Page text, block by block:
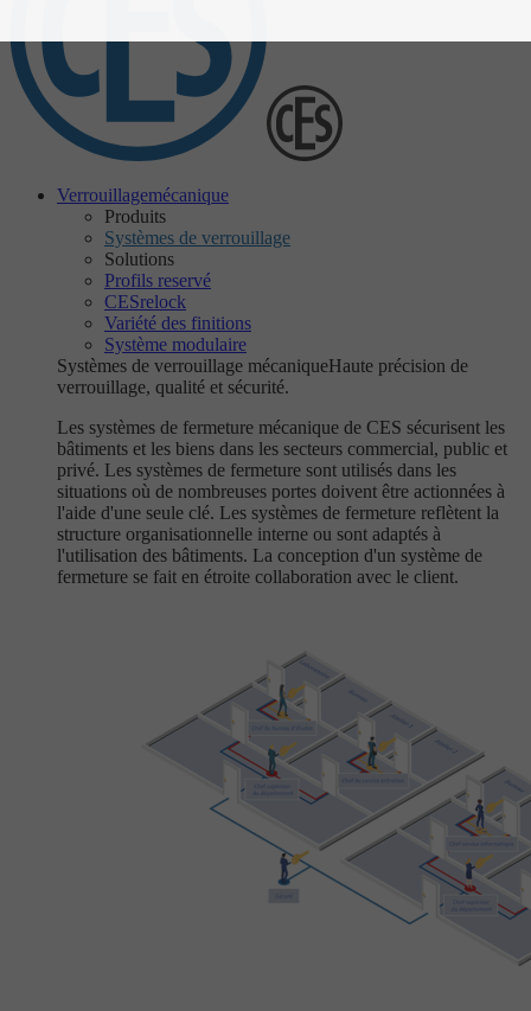
Verrouillagemécanique
Produits
Systèmes de verrouillage
Solutions
Profils reservé
CESrelock
Variété des finitions
Système modulaire
Systèmes de verrouillage mécaniqueHaute précision de
verrouillage, qualité et sécurité.
Les systèmes de fermeture mécanique de CES sécurisent les
bâtiments et les biens dans les secteurs commercial, public et
privé. Les systèmes de fermeture sont utilisés dans les
situations où de nombreuses portes doivent être actionnées à
l'aide d'une seule clé. Les systèmes de fermeture reflètent la
structure organisationnelle interne ou sont adaptés à
l'utilisation des bâtiments. La conception d'un système de
fermeture se fait en étroite collaboration avec le client.